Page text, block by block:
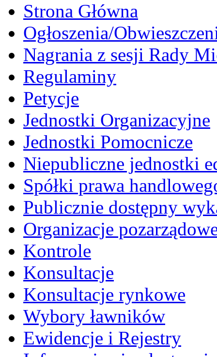
Strona Główna
Ogłoszenia/
Nagrania z sesji Rady
Regulaminy
Petycje
Jednostki Organizacyjne
Jednostki Pomocnicze
Niepubliczne jednostki
Spółki prawa
Publicznie dostępny
Organizacje
Kontrole
Konsultacje
Konsultacje rynkowe
Wybory ławników
Ewidencje i Rejestry